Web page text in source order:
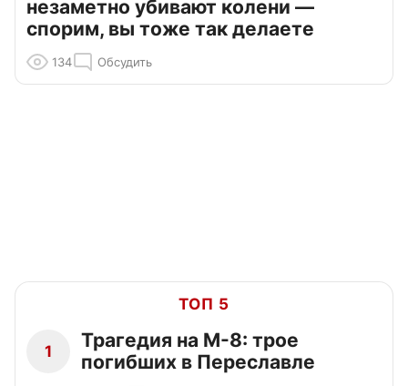
незаметно убивают колени —
спорим, вы тоже так делаете
134 Обсудить
ТОП 5
1
Трагедия на М-8: трое
погибших в Переславле